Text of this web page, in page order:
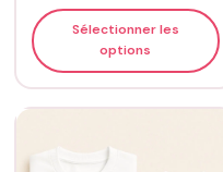
Sélectionner les
options